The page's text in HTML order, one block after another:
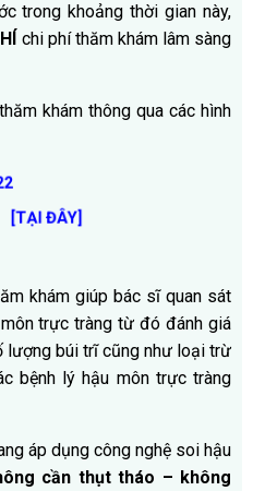
trong khoảng thời gian này,
chi phí thăm khám lâm sàng
khám thông qua các hình
[TẠI ĐÂY]
khám giúp bác sĩ quan sát
trực tràng từ đó đánh giá
búi trĩ cũng như loại trừ
bệnh lý hậu môn trực tràng
áp dụng công nghệ soi hậu
cần thụt tháo – không